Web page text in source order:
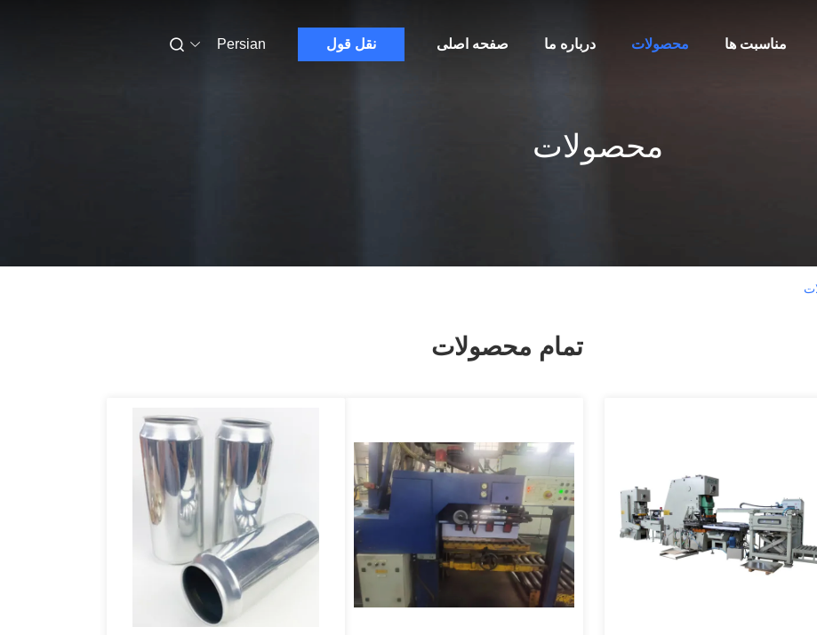
صفحه اصلی درباره ما محصولات مناسبت ها نقل قول Persian
محصولات
تمام محصولات